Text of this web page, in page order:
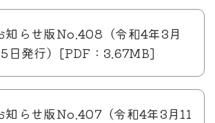
知らせ版No.408（令和4年3月
日発行）[PDF：3.67MB]
知らせ版No.407（令和4年3月11